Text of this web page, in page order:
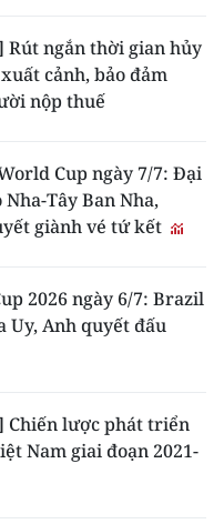
ngắn thời gian hủy
cảnh, bảo đảm
nộp thuế
Cup ngày 7/7: Đại
Tây Ban Nha,
giành vé tứ kết
2026 ngày 6/7: Brazil
Uy, Anh quyết đấu
Chiến lược phát triển
Nam giai đoạn 2021-